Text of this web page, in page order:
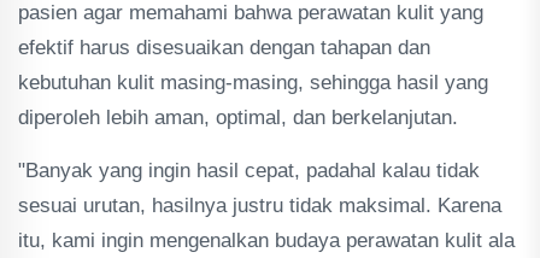
pasien agar memahami bahwa perawatan kulit yang
efektif harus disesuaikan dengan tahapan dan
kebutuhan kulit masing-masing, sehingga hasil yang
diperoleh lebih aman, optimal, dan berkelanjutan.
"Banyak yang ingin hasil cepat, padahal kalau tidak
sesuai urutan, hasilnya justru tidak maksimal. Karena
itu, kami ingin mengenalkan budaya perawatan kulit ala